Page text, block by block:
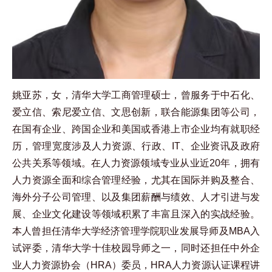
姚亚苏，女，清华大学工商管理硕士，曾服务于中石化、
爱立信、索尼爱立信、文思创新，联合能源集团等公司，
在国有企业、跨国企业和美国或香港上市企业均有就职经
历，管理宽度涉及人力资源、行政、IT、企业资讯及政府
公共关系等领域。在人力资源领域专业从业近20年，拥有
人力资源全面和综合管理经验，尤其在国际并购及整合、
海外分子公司管理、以及集团薪酬与绩效、人才引进与发
展、企业文化建设等领域积累了丰富且深入的实战经验。
本人曾担任清华大学经济管理学院职业发展导师及MBA入
试评委，清华大学十佳校园导师之一，同时还担任中外企
业人力资源协会（HRA）委员，HRA人力资源认证课程讲